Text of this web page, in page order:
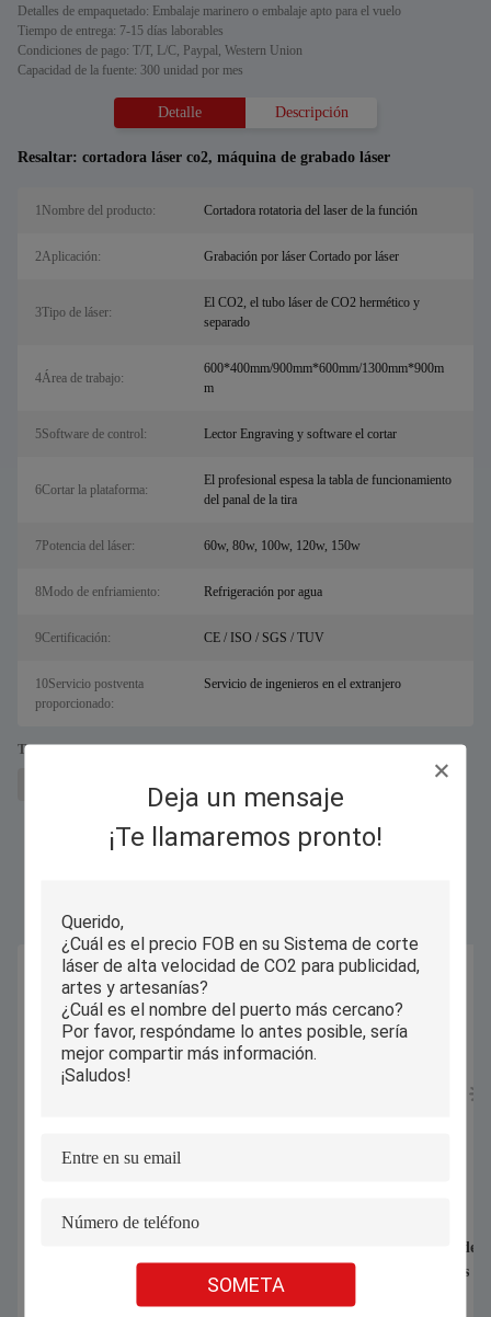
Deja un mensaje
¡Te llamaremos pronto!
SOMETA
Detalles de empaquetado: Embalaje marinero o embalaje apto para el vuelo
Tiempo de entrega: 7-15 días laborables
Condiciones de pago: T/T, L/C, Paypal, Western Union
Capacidad de la fuente: 300 unidad por mes
Detalle Descripción
Resaltar: cortadora láser co2, máquina de grabado láser
1Nombre del producto: Cortadora rotatoria del laser de la función
2Aplicación: Grabación por láser Cortado por láser
3Tipo de láser:
El CO2, el tubo láser de CO2 hermético y
separado
4Área de trabajo:
600*400mm/900mm*600mm/1300mm*900m
m
5Software de control: Lector Engraving y software el cortar
6Cortar la plataforma:
El profesional espesa la tabla de funcionamiento
del panal de la tira
7Potencia del láser: 60w, 80w, 100w, 120w, 150w
8Modo de enfriamiento: Refrigeración por agua
9Certificación: CE / ISO / SGS / TUV
10Servicio postventa
proporcionado:
Servicio de ingenieros en el extranjero
Tags:
máquina de corte de metal por láser para sal Cortador láser de fibra
a la pared máquina de impresión de
pared automática completa máquina
Control de eje 5 de
con tres funciones